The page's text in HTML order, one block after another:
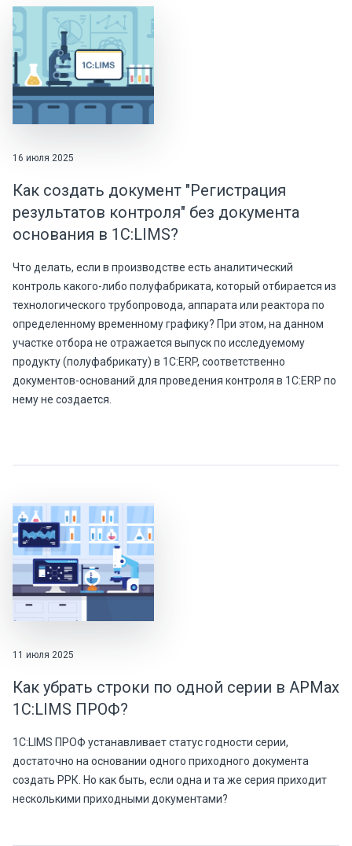
16 июля 2025
Как создать документ "Регистрация
результатов контроля" без документа
основания в 1С:LIMS?
Что делать, если в производстве есть аналитический
контроль какого-либо полуфабриката, который отбирается из
технологического трубопровода, аппарата или реактора по
определенному временному графику? При этом, на данном
участке отбора не отражается выпуск по исследуемому
продукту (полуфабрикату) в 1С:ERP, соответственно
документов-оснований для проведения контроля в 1С:ERP по
нему не создается.
11 июля 2025
Как убрать строки по одной серии в АРМах
1С:LIMS ПРОФ?
1С:LIMS ПРОФ устанавливает статус годности серии,
достаточно на основании одного приходного документа
создать РРК. Но как быть, если одна и та же серия приходит
несколькими приходными документами?